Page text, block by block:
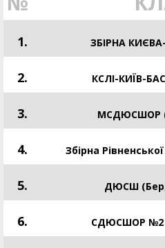
1. ЗБІРНА
2. КСЛІ-КИЇВ-
3. МСДЮСШОР
4. Збірна
5. ДЮСШ
6. СДЮСШОР №2